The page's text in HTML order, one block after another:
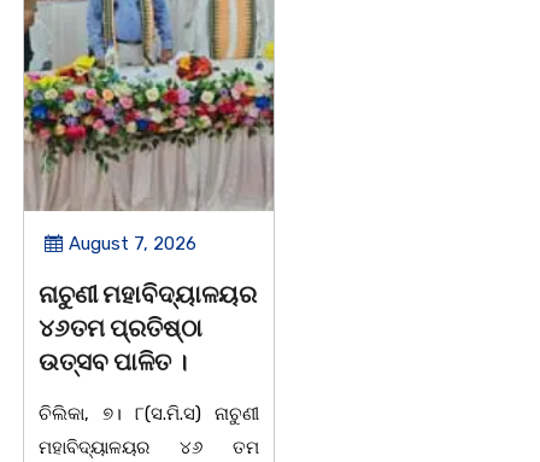
August 7, 2026
ନାଚୁଣୀ ମହାବିଦ୍ୟାଳୟର
୪୬ତମ ପ୍ରତିଷ୍ଠା
ଉତ୍ସବ ପାଳିତ ।
ଚିଲିକା, ୭। ୮(ସ.ମି.ସ) ନାଚୁଣୀ
ମହାବିଦ୍ୟାଳୟର ୪୬ ତମ